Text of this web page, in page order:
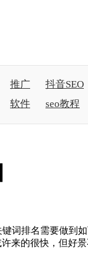
推广 抖音SEO
软件 seo教程
排名需要做到
来的很快，但好景